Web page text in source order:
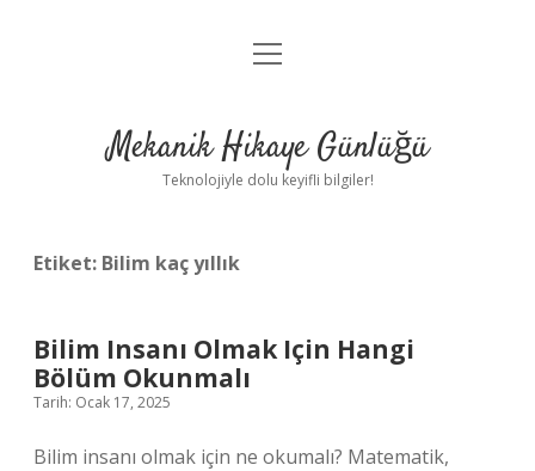
Anasayfa
Yasal Uyarı
menüyü
Mekanik Hikaye Günlüğü
Teknolojiyle dolu keyifli bilgiler!
Etiket: Bilim kaç yıllık
Bilim Insanı Olmak Için Hangi
Bölüm Okunmalı
Tarih: Ocak 17, 2025
Bilim insanı olmak için ne okumalı? Matematik,